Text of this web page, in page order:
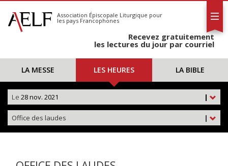
S'abonner
Calendrier
Association Épiscopale Liturgique pour
les pays Francophones
Recevez gratuitement
les lectures du jour par courriel
LA MESSE LES HEURES LA BIBLE
|
Le 28 nov. 2021
|
Office des laudes